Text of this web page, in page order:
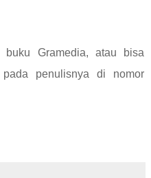
Gramedia, atau bisa
penulisnya di nomor